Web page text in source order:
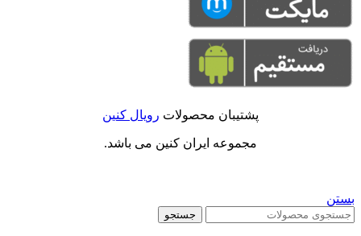
پشتیبان محصولات رویال کنین
مجموعه ایران کنین می باشد.
بستن
جستجو